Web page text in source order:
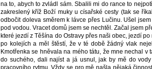
na to, abych to zvládl sám. Sbalili mi do rance to
zakreslený kříž Boží muky u císařské cesty (tak se
odbočit doleva směrem k lávce přes Lučinu. Ušel
pod vodou. Vracet domů jsem se nechtěl. Začal jsem
které jezdí z Těšína do Ostravy přes naši obec, jezdí
po kolejích a měl štěstí, že v té době žádný vlak
Kmotřenka se hněvala na mého tátu, že mne nechal
do suchého, dali najíst a já usnul, jak by mě do
pracovního rytmu. Vždy se pro mě našla nějaká